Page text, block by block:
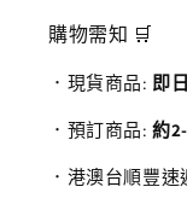
購物需知 🛒
．現貨商品: 即
．預訂商品:約
．港澳台順豐速